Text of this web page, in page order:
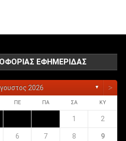
ΕΦΗΜΕΡΊΔΑΣ
2026 ▼ >
ΠΕ ΠΑ ΣΑ ΚΥ
1 2
6 7 8 9